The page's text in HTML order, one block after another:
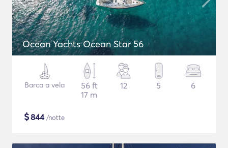
Ocean Yachts Ocean Star 56
Barca a vela
56 ft
17 m
12 5 6
$844/notte